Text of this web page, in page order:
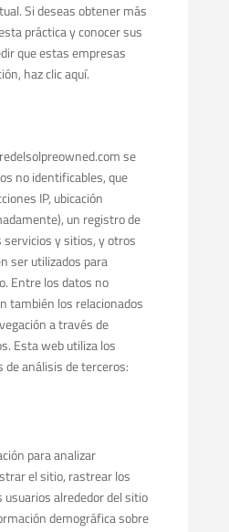
Si deseas obtener más
práctica y conocer sus
que estas empresas
haz clic aquí.
se
no identificables, que
IP, ubicación
un registro de
servicios y sitios, y otros
ser utilizados para
Entre los datos no
también los relacionados
a través de
Esta web utiliza los
análisis de terceros:
para analizar
el sitio, rastrear los
alrededor del sitio
demográfica sobre